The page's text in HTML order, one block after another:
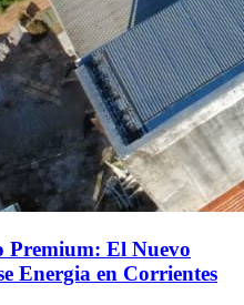
Premium: El Nuevo
Energia en Corrientes